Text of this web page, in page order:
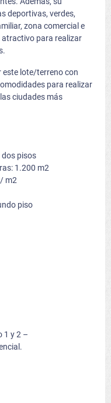
deportivas, verdes,
zona comercial e
atractivo para realizar
este lote/terreno con
para realizar
ciudades más
dos pisos
1.200 m2
m2
piso
1 y 2 –